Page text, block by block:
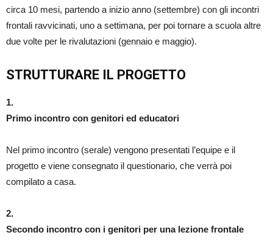
circa 10 mesi, partendo a inizio anno (settembre) con gli incontri
frontali ravvicinati, uno a settimana, per poi tornare a scuola altre
due volte per le rivalutazioni (gennaio e maggio).
STRUTTURARE IL PROGETTO
1.
Primo incontro con genitori ed educatori
Nel primo incontro (serale) vengono presentati l’equipe e il
progetto e viene consegnato il questionario, che verrà poi
compilato a casa.
2.
Secondo incontro con i genitori per una lezione frontale